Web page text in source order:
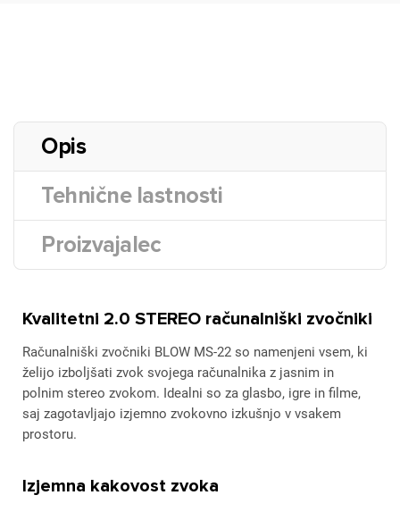
Opis
Tehnične lastnosti
Proizvajalec
Kvalitetni 2.0 STEREO računalniški zvočniki
Računalniški zvočniki BLOW MS-22 so namenjeni vsem, ki
želijo izboljšati zvok svojega računalnika z jasnim in
polnim stereo zvokom. Idealni so za glasbo, igre in filme,
saj zagotavljajo izjemno zvokovno izkušnjo v vsakem
prostoru.
Izjemna kakovost zvoka